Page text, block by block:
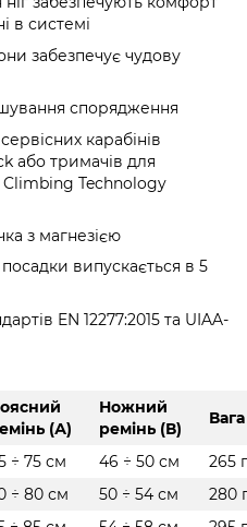
в системі
забезпечує чудову
спорядження
карабінів
або тримачів для
Technology
з магнезією
випускається в 5
EN 12277:2015 та UIAA-
(А)
Ножний
ремінь (В)
Вага
÷ 75 см 46 ÷ 50 см
265 г
÷ 80 см 50 ÷ 54 см
280